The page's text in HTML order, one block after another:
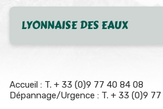
LYONNAISE DES EAUX
Accueil : T. + 33 (0)9 77 40 84 08
Dépannage/Urgence : T. + 33 (0)9